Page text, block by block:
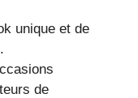
unique et de
de